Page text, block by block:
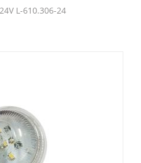
L-610.306-24